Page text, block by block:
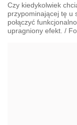
Czy kiedykolwiek
przypominającej tę u
połączyć
upragniony efekt. /